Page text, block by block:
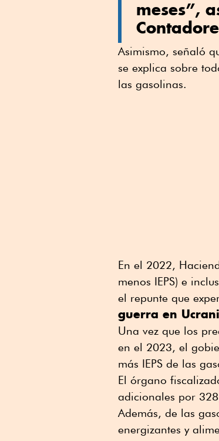
meses”,
Asimismo, señaló
se explica sobre
las gasolinas.
En el 2022,
menos IEPS) e
el repunte que
guerra en
Una vez que los
en el 2023, el
más IEPS de las
El órgano
adicionales por
Además, de las
energizantes y